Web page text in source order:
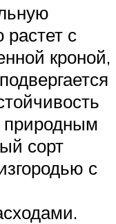
с
кроной,
сорт
с